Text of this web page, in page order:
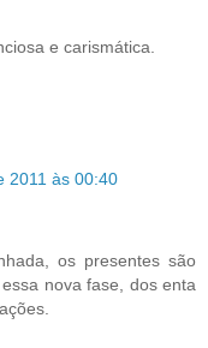
e carismática.
2011 às 00:40
os presentes são
nova fase, dos enta